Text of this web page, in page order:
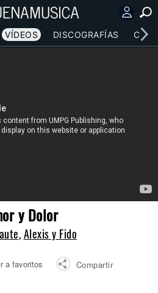
VÍDEOS DISCOGRAFÍAS
y Dolor
,Alexis y Fido
a favoritos Compartir